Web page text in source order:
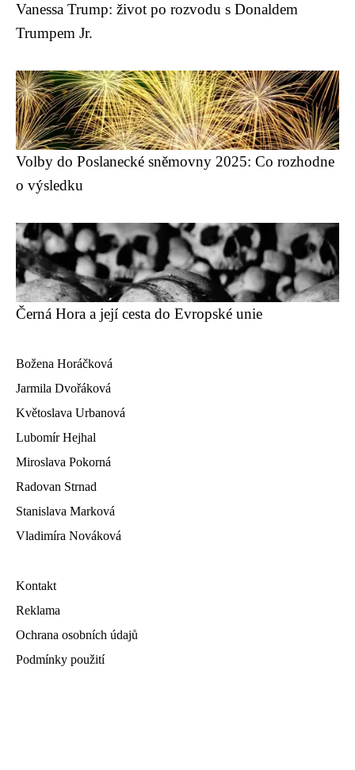
Vanessa Trump: život po rozvodu s Donaldem
Trumpem Jr.
Volby do Poslanecké sněmovny 2025: Co rozhodne
o výsledku
Černá Hora a její cesta do Evropské unie
Božena Horáčková
Jarmila Dvořáková
Květoslava Urbanová
Lubomír Hejhal
Miroslava Pokorná
Radovan Strnad
Stanislava Marková
Vladimíra Nováková
Kontakt
Reklama
Ochrana osobních údajů
Podmínky použití